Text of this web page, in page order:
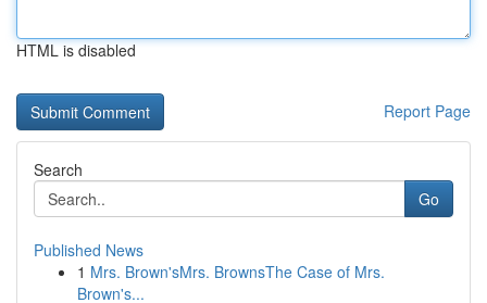
HTML is disabled
Report Page
Search
Go
Published News
1 Mrs. Brown'sMrs. BrownsThe Case of Mrs.
Brown's...